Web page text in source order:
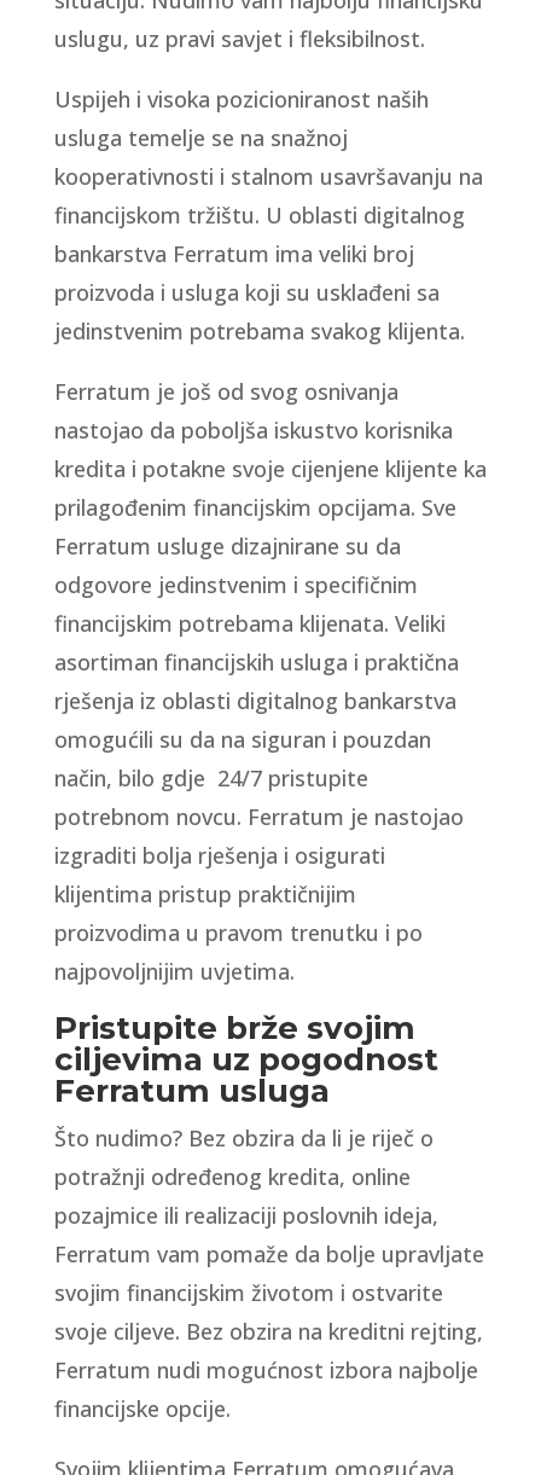
uslugu, uz pravi savjet i fleksibilnost.
Uspijeh i visoka pozicioniranost naših
usluga temelje se na snažnoj
kooperativnosti i stalnom usavršavanju na
financijskom tržištu. U oblasti digitalnog
bankarstva Ferratum ima veliki broj
proizvoda i usluga koji su usklađeni sa
jedinstvenim potrebama svakog klijenta.
Ferratum je još od svog osnivanja
nastojao da poboljša iskustvo korisnika
kredita i potakne svoje cijenjene klijente ka
prilagođenim financijskim opcijama. Sve
Ferratum usluge dizajnirane su da
odgovore jedinstvenim i specifičnim
financijskim potrebama klijenata. Veliki
asortiman financijskih usluga i praktična
rješenja iz oblasti digitalnog bankarstva
omogućili su da na siguran i pouzdan
način, bilo gdje 24/7 pristupite
potrebnom novcu. Ferratum je nastojao
izgraditi bolja rješenja i osigurati
klijentima pristup praktičnijim
proizvodima u pravom trenutku i po
najpovoljnijim uvjetima.
Pristupite brže svojim
ciljevima uz pogodnost
Ferratum usluga
Što nudimo? Bez obzira da li je riječ o
potražnji određenog kredita, online
pozajmice ili realizaciji poslovnih ideja,
Ferratum vam pomaže da bolje upravljate
svojim financijskim životom i ostvarite
svoje ciljeve. Bez obzira na kreditni rejting,
Ferratum nudi mogućnost izbora najbolje
financijske opcije.
Svojim klijentima Ferratum omogućava